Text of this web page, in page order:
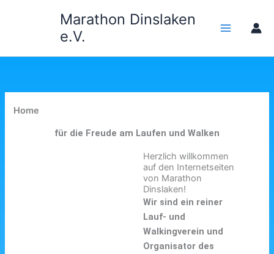
Marathon Dinslaken
e.V.
Home
für die Freude am Laufen und Walken
Herzlich willkommen
auf den Internetseiten
von Marathon
Dinslaken!
Wir sind ein reiner
Lauf- und
Walkingverein und
Organisator des